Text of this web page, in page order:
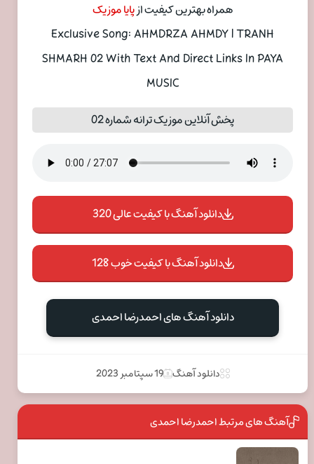
همراه بهترین کیفیت ازپایا موزیک
Exclusive Song: AHMDRZA AHMDY | TRANH
SHMARH 02 With Text And Direct Links In PAYA
MUSIC
پخش آنلاین موزیک ترانه شماره 02
دانلود آهنگ با کیفیت عالی 320
دانلود آهنگ با کیفیت خوب 128
دانلود آهنگ های احمدرضا احمدی
دانلود آهنگ 19 سپتامبر 2023
آهنگ های مرتبط احمدرضا احمدی